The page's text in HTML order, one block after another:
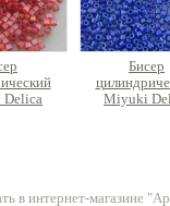
Бисер
Miyuki
в интернет-магазине